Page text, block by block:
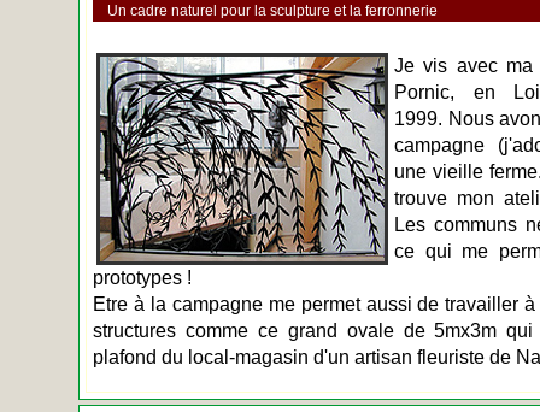
Un cadre naturel pour la sculpture et la ferronnerie
Je vis avec ma
Pornic, en
1999. Nous
campagne
une vieille
trouve mon
Les communs
ce qui me
prototypes !
Etre à la campagne me permet aussi de travailler
structures comme ce grand ovale de 5mx3m
plafond du local-magasin d'un artisan fleuriste de